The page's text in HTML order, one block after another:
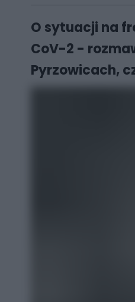
O sytuacji na
CoV-2 -
Pyrzowicach,